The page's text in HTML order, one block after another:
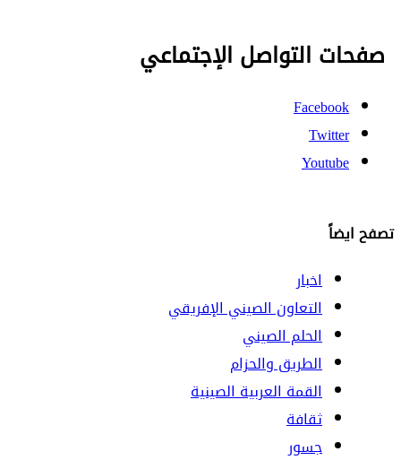
صفحات التواصل الإجتماعي
Facebook
Twitter
Youtube
تصفح ايضاً
اخبار
التعاون الصيني الإفريقي
الحلم الصيني
الطريق والحزام
القمة العربية الصينية
ثقافة
جسور